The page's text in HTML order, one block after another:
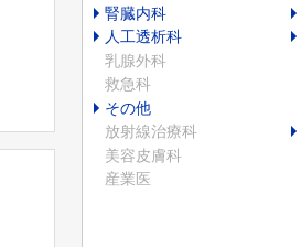
腎臓内科
人工透析科
乳腺外科
救急科
その他
放射線治療科
美容皮膚科
産業医